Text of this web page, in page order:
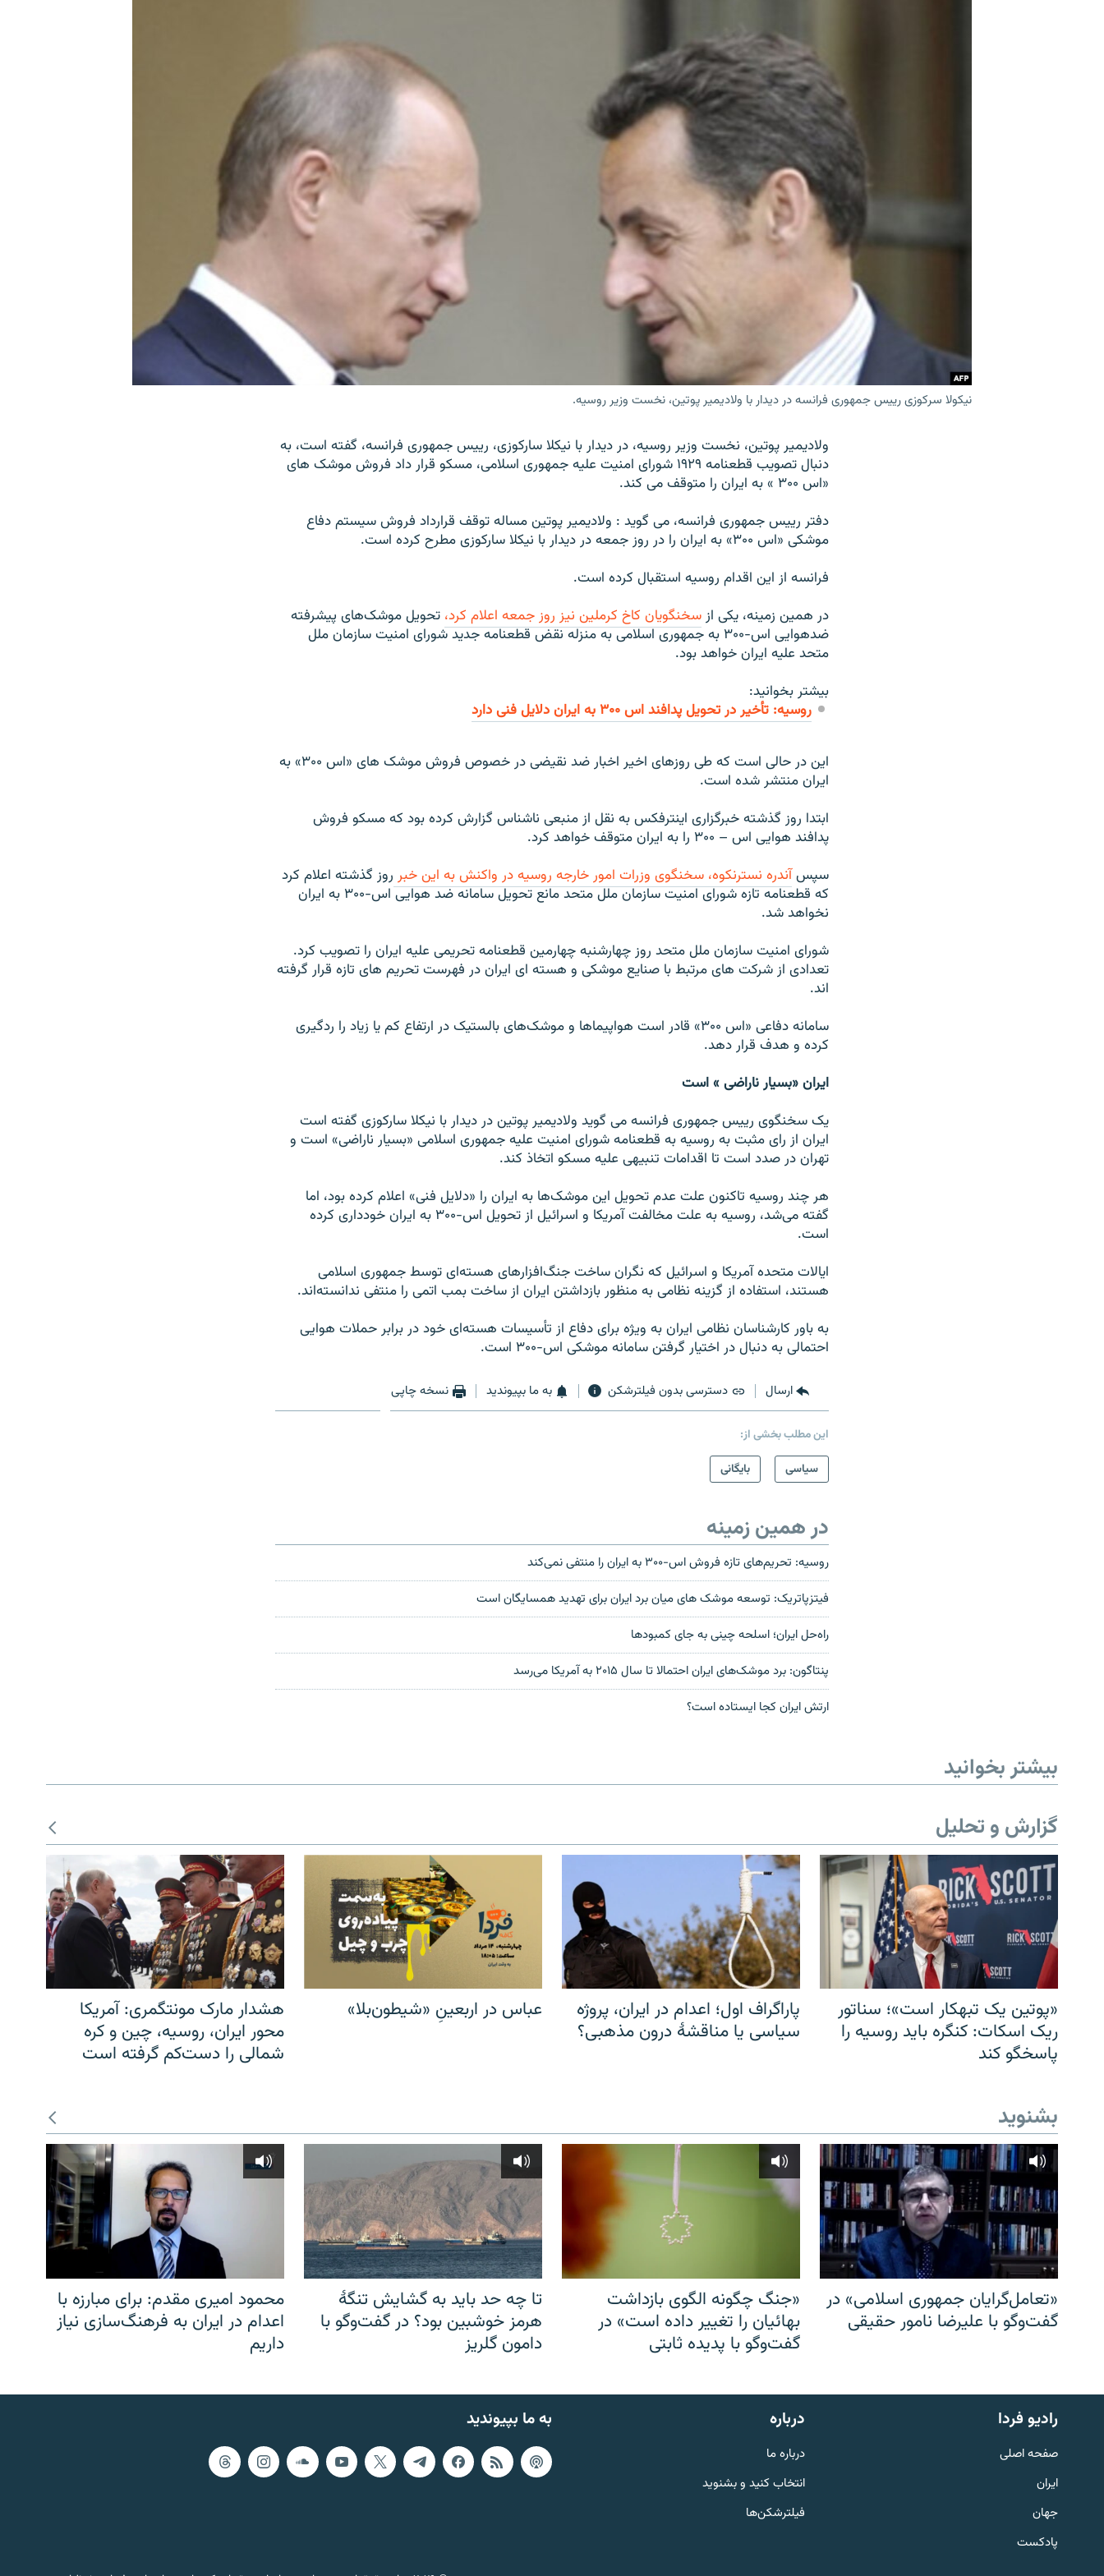
English
به ما بپیوندید
نیکولا سرکوزی رییس جمهوری فرانسه در دیدار با ولادیمیر پوتین، نخست وزیر روسیه.
ولاديمير پوتين، نخست وزير روسيه، در ديدار با نيکلا سارکوزی، رييس جمهوری فرانسه، گفته است، به
دنبال تصويب قطعنامه ۱۹۲۹ شورای امنيت عليه جمهوری اسلامی، مسکو قرار داد فروش موشک های
«اس ۳۰۰ » به ايران را متوقف می کند.
دفتر رييس جمهوری فرانسه، می گويد : ولاديمير پوتين مساله توقف قرارداد فروش سيستم دفاع
موشکی «اس ۳۰۰» به ايران را در روز جمعه در دیدار با نيکلا سارکوزی مطرح کرده است.
فرانسه از این اقدام روسیه استقبال کرده است.
در همين زمينه، يکی ازسخنگويان کاخ کرملين نيز روز جمعه اعلام کرد، تحويل موشک‌های پيشرفته
ضدهوايی اس-۳۰۰ به جمهوری اسلامی به منزله نقض قطعنامه جديد شورای امنيت سازمان ملل
متحد عليه ايران خواهد بود.
بیشتر بخوانید:
روسیه: تأخیر در تحويل پدافند اس ۳۰۰ به ايران دلایل فنی دارد
اين در حالی است که طی روزهای اخير اخبار ضد نقيضی در خصوص فروش موشک های «اس ۳۰۰» به
ايران منتشر شده است.
ابتدا روز گذشته خبرگزاری اينترفکس به نقل از منبعی ناشناس گزارش کرده بود که مسکو فروش
پدافند هوايی اس – ۳۰۰ را به ايران متوقف خواهد کرد.
سپسآندره نسترنکوه، سخنگوی وزرات امور خارجه روسيه در واکنش به اين خبر روز گذشته اعلام کرد
که قطعنامه تازه شورای امنيت سازمان ملل متحد مانع تحويل سامانه ضد هوايی اس-۳۰۰ به ايران
نخواهد شد.
شورای امنيت سازمان ملل متحد روز چهارشنبه چهارمين قطعنامه تحريمی عليه ايران را تصويب کرد.
تعدادی از شرکت های مرتبط با صنايع موشکی و هسته ای ايران در فهرست تحريم های تازه قرار گرفته
اند.
سامانه دفاعی «اس ۳۰۰» قادر است هواپيماها و موشک‌های بالستيک در ارتفاع کم يا زياد را ردگيری
کرده و هدف قرار دهد.
ایران «بسیار ناراضی » است
يک سخنگوی رييس جمهوری فرانسه می گويد ولاديمير پوتين در ديدار با نيکلا سارکوزی گفته است
ايران از رای مثبت به روسيه به قطعنامه شورای امنيت عليه جمهوری اسلامی «بسيار ناراضی» است و
تهران در صدد است تا اقدامات تنبیهی عليه مسکو اتخاذ کند.
هر چند روسيه تاکنون علت عدم تحويل اين موشک‌ها به ايران را «دلايل فنی» اعلام کرده بود، اما
گفته می‌شد، روسيه به علت مخالفت آمريکا و اسرائيل از تحويل اس-۳۰۰ به ايران خودداری کرده
است.
ايالات متحده آمريکا و اسرائيل که نگران ساخت جنگ‌افزارهای هسته‌ای توسط جمهوری اسلامی
هستند، استفاده از گزينه نظامی به منظور بازداشتن ايران از ساخت بمب اتمی را منتفی ندانسته‌اند.
به باور کارشناسان نظامی ايران به ويژه برای دفاع از تأسيسات هسته‌ای خود در برابر حملات هوايی
احتمالی به دنبال در اختيار گرفتن سامانه موشکی اس-۳۰۰ است.
ارسال دسترسی بدون فیلترشکن به ما بپیوندید نسخه چاپی
این مطلب بخشی از:
سیاسی
بایگانی
در همین زمینه
روسیه: تحریم‌های تازه فروش اس-۳۰۰ به ایران را منتفى نمى‌کند
فیتزپاتریک: توسعه موشک های میان برد ایران برای تهدید همسایگان است
راه‌حل ایران؛ اسلحه چینی به جای کمبودها
پنتاگون: برد موشک‌های ايران احتمالا تا سال ۲۰۱۵ به آمريکا می‌رسد
ارتش ایران کجا ایستاده است؟
بیشتر بخوانید
گزارش و تحلیل
«پوتین یک تبهکار است»؛ سناتور
ریک اسکات: کنگره باید روسیه را
پاسخگو کند
پاراگراف اول؛ اعدام در ایران، پروژه
سیاسی یا مناقشهٔ درون مذهبی؟
عباس در اربعینِ «شیطون‌بلا»
هشدار مارک مونتگمری: آمریکا
محور ایران، روسیه، چین و کره
شمالی را دست‌کم گرفته است
بشنوید
«تعامل‌گرایان جمهوری اسلامی» در
گفت‌وگو با علیرضا نامور حقیقی
«جنگ چگونه الگوی بازداشت
بهائیان را تغییر داده است» در
گفت‌وگو با پدیده ثابتی
تا چه حد باید به گشایش تنگهٔ
هرمز خوشبین بود؟ در گفت‌وگو با
دامون گلریز
محمود امیری مقدم: برای مبارزه با
اعدام در ایران به فرهنگ‌سازی نیاز
داریم
به ما بپیوندید رادیو فردا
صفحه اصلی
ایران
جهان
پادکست
درباره
درباره ما
انتخاب کنید و بشنوید
فیلترشکن‌ها